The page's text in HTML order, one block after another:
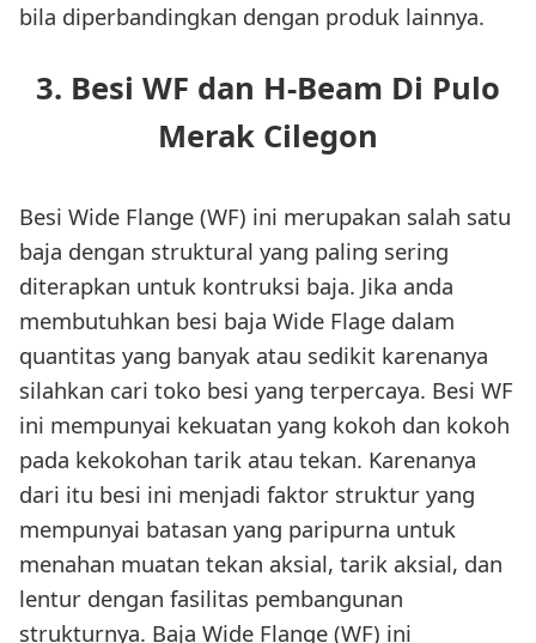
bila diperbandingkan dengan produk lainnya.
3. Besi WF dan H-Beam Di Pulo
Merak Cilegon
Besi Wide Flange (WF) ini merupakan salah satu
baja dengan struktural yang paling sering
diterapkan untuk kontruksi baja. Jika anda
membutuhkan besi baja Wide Flage dalam
quantitas yang banyak atau sedikit karenanya
silahkan cari toko besi yang terpercaya. Besi WF
ini mempunyai kekuatan yang kokoh dan kokoh
pada kekokohan tarik atau tekan. Karenanya
dari itu besi ini menjadi faktor struktur yang
mempunyai batasan yang paripurna untuk
menahan muatan tekan aksial, tarik aksial, dan
lentur dengan fasilitas pembangunan
strukturnya. Baja Wide Flange (WF) ini